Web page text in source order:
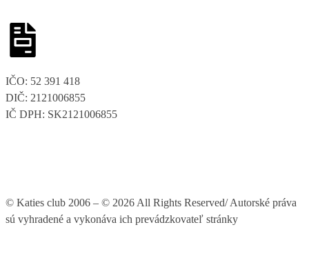
IČO: 52 391 418
DIČ: 2121006855
IČ DPH: SK2121006855
© Katies club 2006 – © 2026 All Rights Reserved/ Autorské práva
sú vyhradené a vykonáva ich prevádzkovateľ stránky